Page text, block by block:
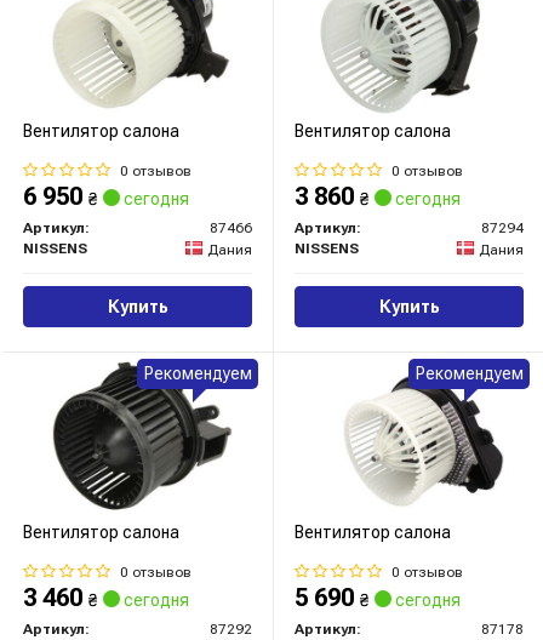
Вентилятор салона
0 отзывов
6 950 ₴ сегодня
Артикул:
87466
NISSENS
Дания
Купить
Вентилятор салона
0 отзывов
3 860 ₴ сегодня
Артикул:
87294
NISSENS
Дания
Купить
Вентилятор салона
0 отзывов
3 460 ₴ сегодня
Артикул:
87292
Рекомендуем
Вентилятор салона
0 отзывов
5 690 ₴ сегодня
Артикул:
87178
Рекомендуем